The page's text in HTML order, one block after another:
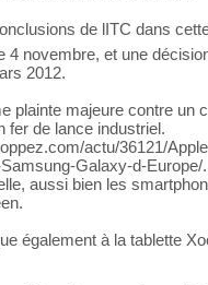
de lITC dans
4 novembre, et une
2012.
plainte majeure contre un
fer de lance industriel.
actu/36121/
Galaxy-d-Europe/
aussi bien les
également à la tablette